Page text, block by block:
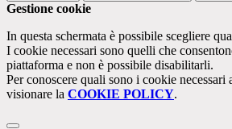
Gestione cookie
In questa schermata è possibile scegliere
I cookie necessari sono quelli che
piattaforma e non è possibile disabilitarli.
Per conoscere quali sono i cookie necessari
visionare la COOKIE POLICY.